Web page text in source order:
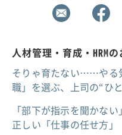
人材管理・育成・HRM
そりゃ育たない……やる
職」を選ぶ、上司の“ひ
「部下が指示を聞かな
正しい「仕事の任せ方」